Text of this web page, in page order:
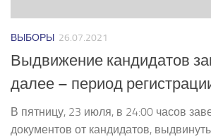
ВЫБОРЫ 26.07.2021
Выдвижение кандидатов
далее – период
В пятницу, 23 июля, в 24:00 часов
документов от кандидатов,